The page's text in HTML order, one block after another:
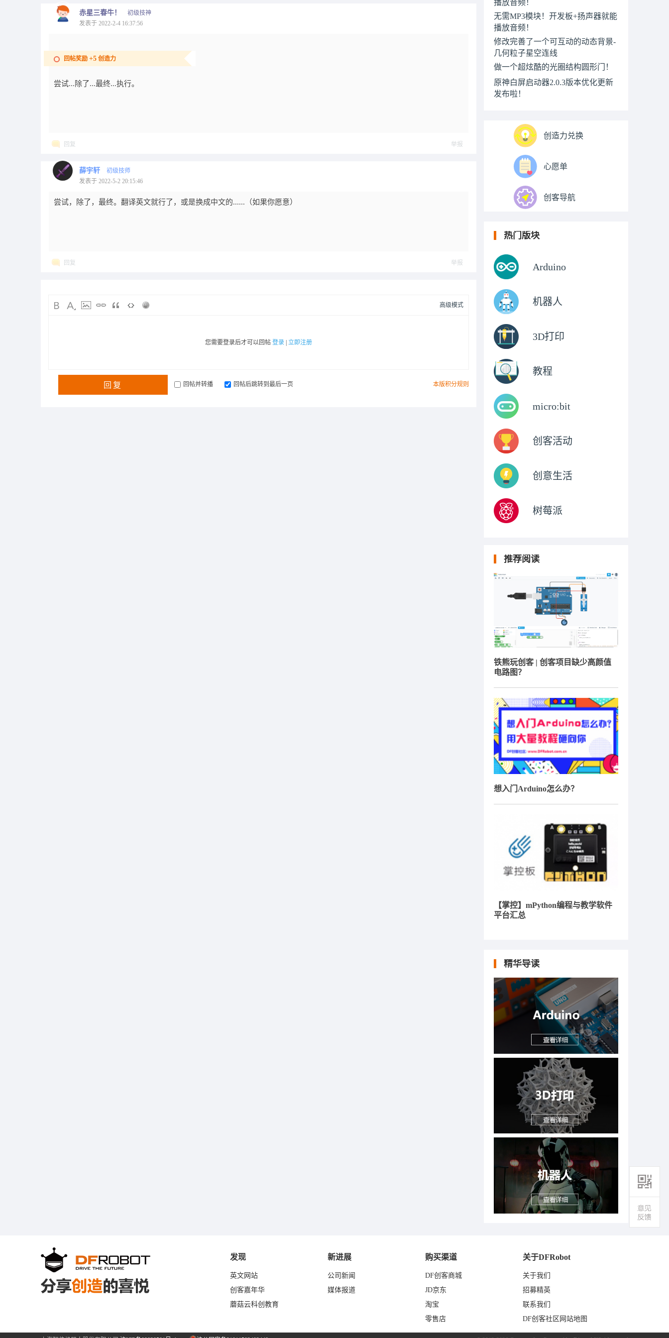
赤星三春牛！
初级技神
发表于 2022-2-4 16:37:56
回帖奖励 +5 创造力
尝试...除了...最终...执行。
回复 举报
薛宇轩
初级技师
发表于 2022-5-2 20:15:46
尝试，除了，最终。翻译英文就行了，或是换成中文的......（如果你愿意）
回复 举报
高级模式
您需要登录后才可以回帖 登录 立即注册
本版积分规则
回复 回帖并转播 回帖后跳转到最后一页
播放音频！
无需MP3模块！开发板+扬声器就能
播放音频！
修改完善了一个可互动的动态背景-
几何粒子星空连线
做一个超炫酷的光圈结构圆形门！
原神白屏启动器2.0.3版本优化更新
发布啦！
创造力兑换
心愿单
创客导航
热门版块
Arduino
机器人
3D打印
教程
micro:bit
创客活动
创意生活
树莓派
推荐阅读
铁熊玩创客 | 创客项目缺少高颜值
电路图？
想入门Arduino怎么办？
【掌控】mPython编程与教学软件
平台汇总
精华导读
发现
英文网站
创客嘉年华
蘑菇云科创教育
新进展
公司新闻
媒体报道
购买渠道
DF创客商城
JD京东
淘宝
零售店
关于DFRobot
关于我们
招募精英
联系我们
DF创客社区网站地图